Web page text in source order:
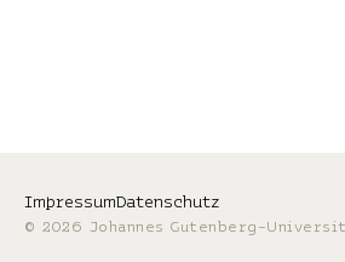
© 2026 Johannes Gutenberg-
ImpressumDatenschutz